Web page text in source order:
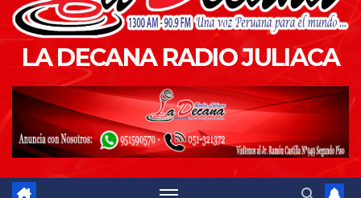
LA DECANA RADIO JULIACA